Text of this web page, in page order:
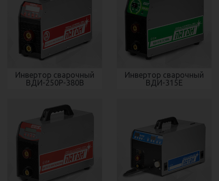
Инвертор сварочный
ВДИ-250Р-380В
Инвертор сварочный
ВДИ-315Е